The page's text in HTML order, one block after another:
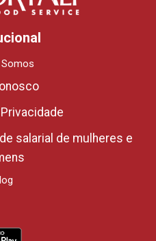
salarial de mulheres e